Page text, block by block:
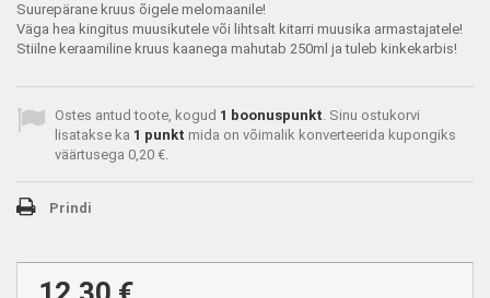
Suurepärane kruus õigele melomaanile!
Väga hea kingitus muusikutele või lihtsalt kitarri muusika armastajatele!
Stiilne keraamiline kruus kaanega mahutab 250ml ja tuleb kinkekarbis!
Ostes antud toote, kogud 1 boonuspunkt. Sinu ostukorvi
lisatakse ka 1 punkt mida on võimalik konverteerida kupongiks
väärtusega 0,20 €.
Prindi